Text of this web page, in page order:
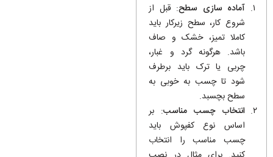
آماده سازی سطح: قبل از
شروع کار، سطح زیرکار باید
کاملا تمیز، خشک و صاف
باشد. هرگونه گرد و غبار،
چربی یا ترک باید برطرف
شود تا چسب به خوبی به
سطح بچسبد.
انتخاب چسب مناسب: بر
اساس نوع کفپوش باید
چسب مناسب را انتخاب